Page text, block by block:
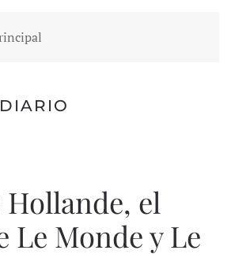
el
Le Monde y Le